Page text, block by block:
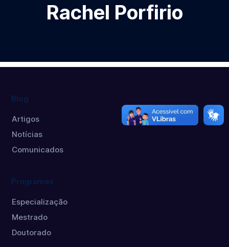
Rachel Porfirio
Blog
Artigos
Notícias
Comunicados
Programas
Especialização
Mestrado
Doutorado